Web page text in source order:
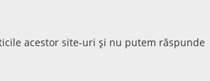
acestor site-uri și nu putem răspunde